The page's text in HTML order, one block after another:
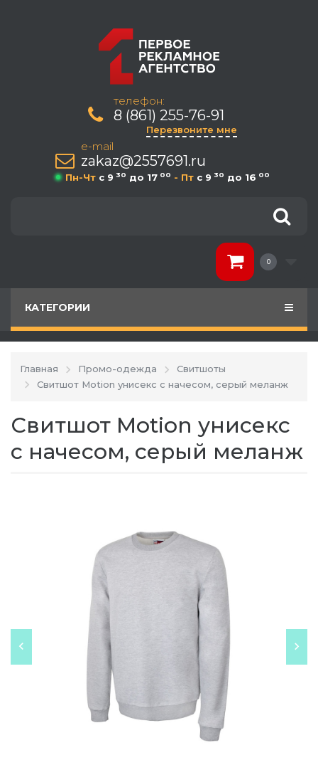
телефон:
8 (861) 255-76-91
Перезвоните мне
e-mail
zakaz@2557691.ru
Пн-Чт c 9 30 до 17 00 - Пт c 9 30 до 16 00
0
КАТЕГОРИИ
Главная Промо-одежда
Свитшоты
Свитшот Motion унисекс с начесом, серый меланж
Свитшот Motion унисекс
с начесом, серый меланж